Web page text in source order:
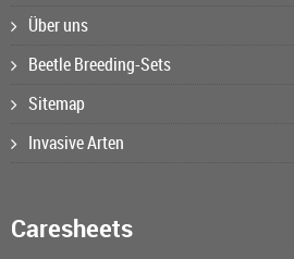
Über uns
Beetle Breeding-Sets
Sitemap
Invasive Arten
Caresheets